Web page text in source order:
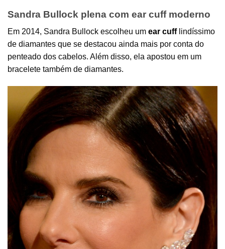
Sandra Bullock plena com ear cuff moderno
Em 2014, Sandra Bullock escolheu um ear cuff lindíssimo
de diamantes que se destacou ainda mais por conta do
penteado dos cabelos. Além disso, ela apostou em um
bracelete também de diamantes.